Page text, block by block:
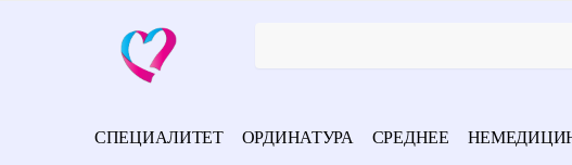
СПЕЦИАЛИТЕТ ОРДИНАТУРА СРЕДНЕЕ